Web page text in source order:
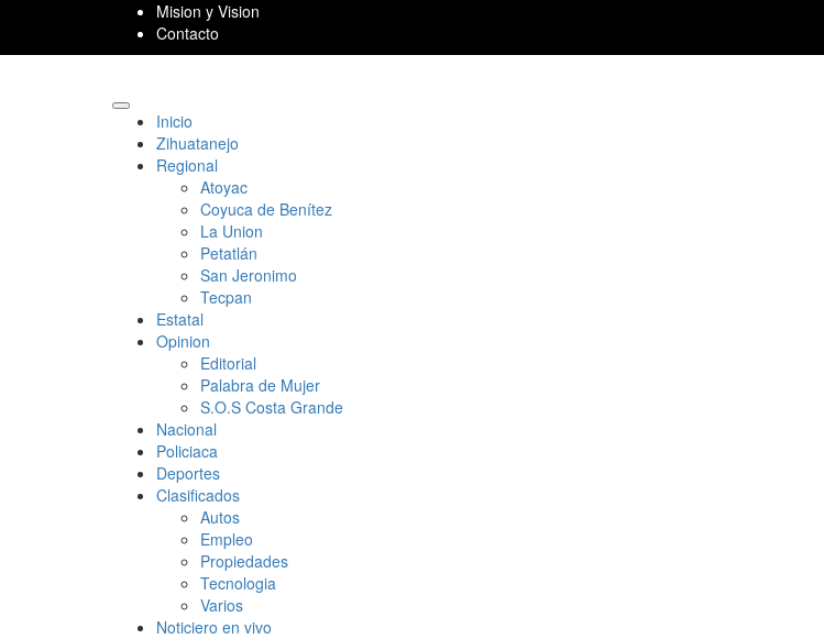
content
Mision y Vision
Contacto
Primary
Menu
Inicio
Zihuatanejo
Regional
Atoyac
Coyuca de Benítez
La Union
Petatlán
San Jeronimo
Tecpan
Estatal
Opinion
Editorial
Palabra de Mujer
S.O.S Costa Grande
Nacional
Policiaca
Deportes
Clasificados
Autos
Empleo
Propiedades
Tecnologia
Varios
Noticiero en vivo